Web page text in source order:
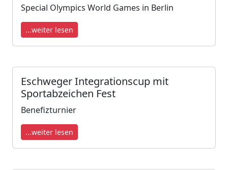
Special Olympics World Games in Berlin
...weiter lesen
Eschweger Integrationscup mit
Sportabzeichen Fest
Benefizturnier
...weiter lesen